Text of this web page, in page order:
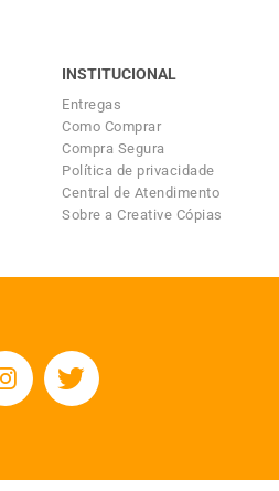
INSTITUCIONAL
Entregas
Como Comprar
Compra Segura
Política de privacidade
Central de Atendimento
Sobre a Creative Cópias